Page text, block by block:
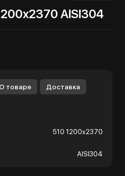
AISI304
О товаре Доставка
510 1200х2370
AISI304